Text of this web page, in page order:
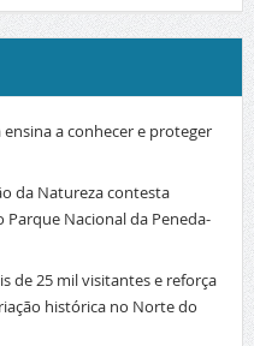
a conhecer e proteger
da Natureza contesta
Parque Nacional da Peneda-
de 25 mil visitantes e reforça
histórica no Norte do